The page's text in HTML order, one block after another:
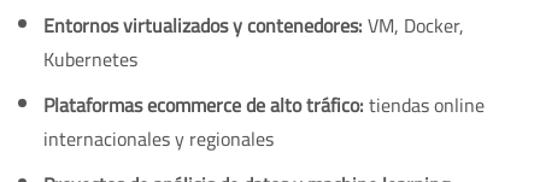
Entornos virtualizados y contenedores:VM, Docker,
Kubernetes
Plataformas ecommerce de alto tráfico:tiendas online
internacionales y regionales